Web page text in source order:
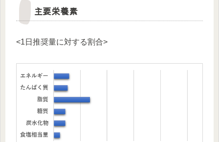
主要栄養素
<1日推奨量に対する割合>